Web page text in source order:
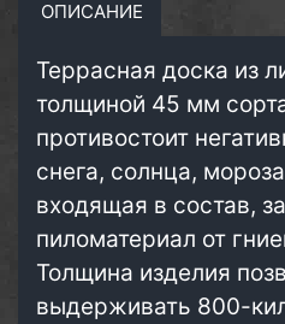
ОПИСАНИЕ
Террасная доска из
толщиной 45 мм
противостоит
снега, солнца,
входящая в состав,
пиломатериал от
Толщина изделия
выдерживать 800-